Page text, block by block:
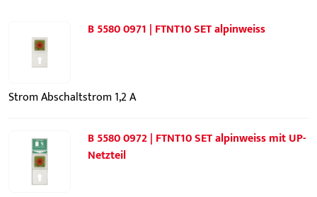
B 5580 0971 | FTNT10 SET alpinweiss
Strom Abschaltstrom 1,2 A
B 5580 0972 | FTNT10 SET alpinweiss mit UP-
Netzteil